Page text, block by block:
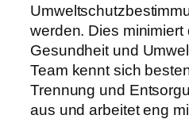
werden. Dies minimiert
Gesundheit und
Team kennt sich
Trennung und
aus und arbeitet eng